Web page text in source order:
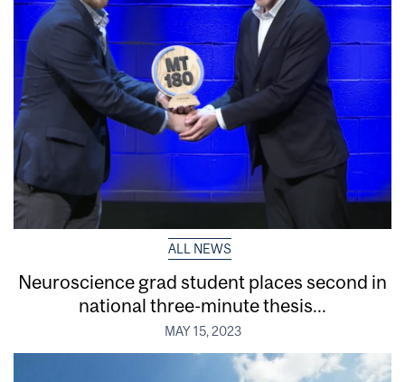
ALL NEWS
Neuroscience grad student places second in
national three-minute thesis...
MAY 15, 2023